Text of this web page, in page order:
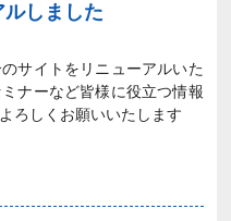
しました
サイトをリニューアルいた
ナーなど皆様に役立つ情報
ろしくお願いいたします